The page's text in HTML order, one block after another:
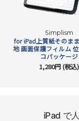
Simplism
for iPad上質紙そのま
地 画面保護フィルム
コパッケージ
1,280円 (税込)
iPad で